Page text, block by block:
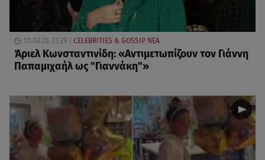
05.08.26, 23:39 CELEBRITIES & GOSSIP ΝΕΑ
Άριελ Κωνσταντινίδη: «Αντιμετωπίζουν τον Γιάννη
Παπαμιχαήλ ως "Γιαννάκη"»